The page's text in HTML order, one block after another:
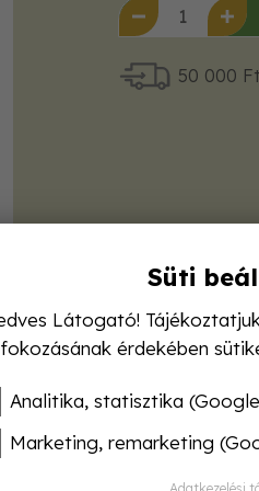
50 000
Süti
Látogató!
fokozásának érdekében
Analitika, statisztika
Marketing, remarketing